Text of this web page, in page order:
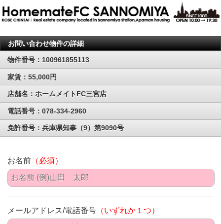
お問い合わせ物件の詳細
物件番号：100961855113
家賃：55,000円
店舗名：ホームメイトFC三宮店
電話番号：078-334-2960
免許番号：兵庫県知事（9）第9090号
お名前 （必須）
メールアドレス/電話番号 （いずれか１つ）